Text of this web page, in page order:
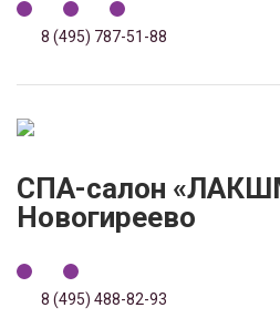
8 (495) 787-51-88
СПА-салон
Новогиреево
8 (495) 488-82-93